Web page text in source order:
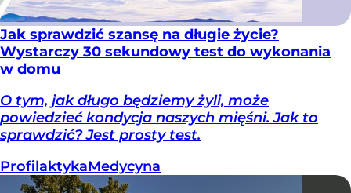
Jak sprawdzić szansę na długie życie?
Wystarczy 30 sekundowy test do wykonania
w domu
O tym, jak długo będziemy żyli, może
powiedzieć kondycja naszych mięśni. Jak to
sprawdzić? Jest prosty test.
ProfilaktykaMedycyna